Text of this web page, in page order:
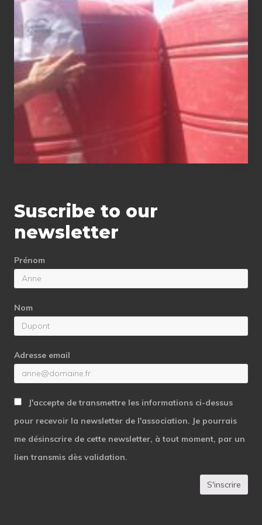
of
water tanks
Suscribe to our
newsletter
Prénom
Nom
Adresse email
J'accepte de transmettre les informations ci-dessus
pour recevoir la newsletter de l'association. Je pourrais
me désinscrire de cette newsletter, à tout moment, par un
lien transmis dès validation.